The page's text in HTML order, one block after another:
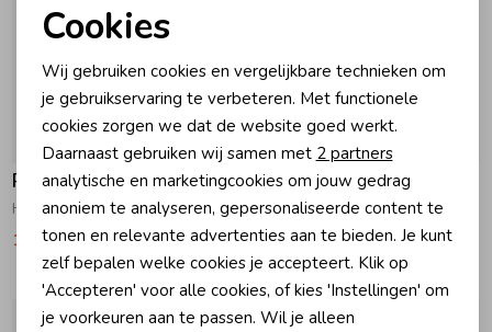
-30% korting
Raizzed
Happens T-shirt 078 Almond white
17,49 24,99
Raizzed
Hipe T-shirt 078 Almond white
24,49 34,99
Noodzakelijke cookies
Personalisatie cookies
Analytische cookies
Marketing cookies
Cookies
Wij gebruiken cookies en vergelijkbare technieken om
je gebruikservaring te verbeteren. Met functionele
cookies zorgen we dat de website goed werkt.
Daarnaast gebruiken wij samen met 2 partners
analytische en marketingcookies om jouw gedrag
anoniem te analyseren, gepersonaliseerde content te
tonen en relevante advertenties aan te bieden. Je kunt
zelf bepalen welke cookies je accepteert. Klik op
'Accepteren' voor alle cookies, of kies 'Instellingen' om
je voorkeuren aan te passen. Wil je alleen